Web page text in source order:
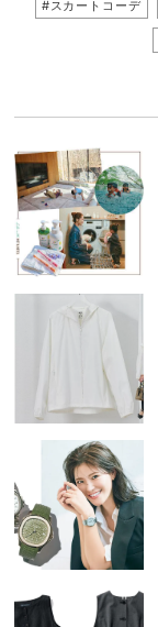
#スカートコーデ